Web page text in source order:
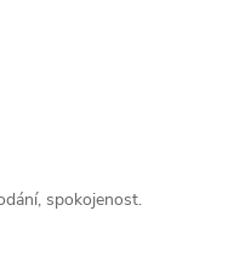
spokojenost.